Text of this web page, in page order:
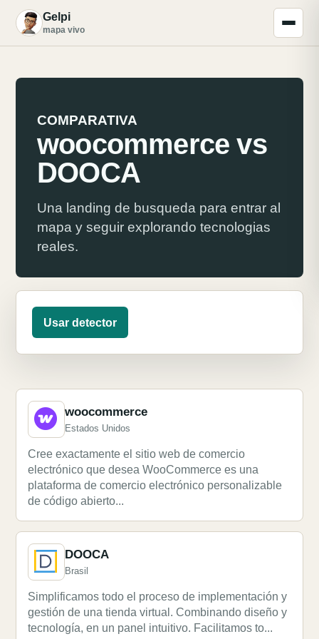
G Gelpi
mapa vivo
COMPARATIVA
woocommerce vs
DOOCA
Una landing de busqueda para entrar al
mapa y seguir explorando tecnologias
reales.
Usar detector
woocommerce
Estados Unidos
Cree exactamente el sitio web de comercio
electrónico que desea WooCommerce es una
plataforma de comercio electrónico personalizable
de código abierto...
DOOCA
Brasil
Simplificamos todo el proceso de implementación y
gestión de una tienda virtual. Combinando diseño y
tecnología, en un panel intuitivo. Facilitamos to...